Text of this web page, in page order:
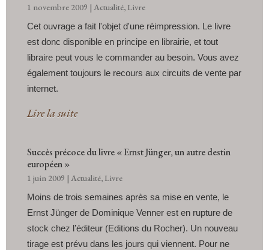
1 novembre 2009 | Actualité,Livre
Cet ouvrage a fait l'objet d'une réimpression. Le livre
est donc disponible en principe en librairie, et tout
libraire peut vous le commander au besoin. Vous avez
également toujours le recours aux circuits de vente par
internet.
Lire la suite
Succès précoce du livre « Ernst Jünger, un autre destin
européen »
1 juin 2009 | Actualité,Livre
Moins de trois semaines après sa mise en vente, le
Ernst Jünger de Dominique Venner est en rupture de
stock chez l’éditeur (Editions du Rocher). Un nouveau
tirage est prévu dans les jours qui viennent. Pour ne